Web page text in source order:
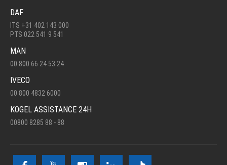
DAF
ITS +31 402 143 000
PTS 022 541 9 541
MAN
00 800 66 24 53 24
IVECO
00 800 4832 6000
KÖGEL ASSISTANCE 24H
00800 8285 88 - 88